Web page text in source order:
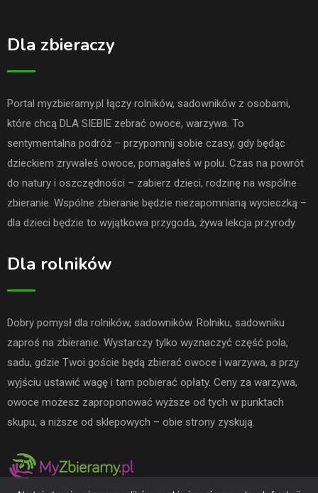
Dla zbieraczy
Portal myzbieramy.pl łączy rolników, sadowników z osobami,
które chcą DLA SIEBIE zebrać owoce, warzywa. To
sentymentalna podróż – przypomnij sobie czasy, gdy będąc
dzieckiem zrywałeś owoce, pomagałeś w polu. Czas na powrót
do natury i oszczędności – zabierz dzieci, rodzinę na wspólne
zbieranie. Wspólne zbieranie będzie niezapomnianą wycieczką –
dla dzieci będzie to wyjątkowa przygoda, żywa lekcja przyrody.
Dla rolników
Dobry pomysł dla rolników, sadowników. Rolniku, sadowniku
zaproś na zbieranie. Wystarczy tylko wyznaczyć część pola,
sadu, gdzie Twoi goście będą zbierać owoce i warzywa, a przy
wyjściu ustawić wagę i tam pobierać opłaty. Ceny za warzywa,
owoce możesz zaproponować wyższe od tych w punktach
skupu, a niższe od sklepowych – obie strony zyskują.